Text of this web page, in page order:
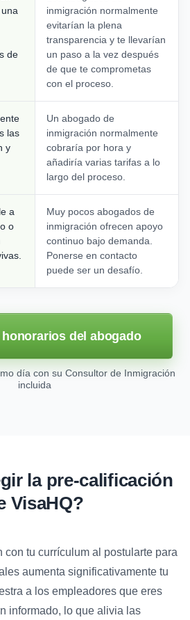
de
inmigración normalmente
evitarían la plena
transparencia y te llevarían
un paso a la vez después
de que te comprometas
con el proceso.
las
y
Un abogado de
inmigración normalmente
cobraría por hora y
añadiría varias tarifas a lo
largo del proceso.
a
o
Muy pocos abogados de
inmigración ofrecen apoyo
continuo bajo demanda.
Ponerse en contacto
puede ser un desafío.
del abogado
día con su Consultor de Inmigración
incluida
la pre-calificación
VisaHQ?
con tu currículum al postularte para
aumenta significativamente tu
a los empleadores que eres
informado, lo que alivia las